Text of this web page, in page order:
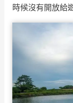
時候沒有開放給